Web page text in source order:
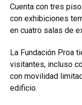
Cuenta con tres
con exhibiciones
en cuatro salas de
La Fundación Proa
visitantes, incluso
con movilidad
edificio.